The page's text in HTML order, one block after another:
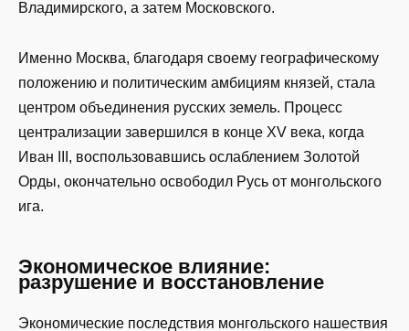
Владимирского, а затем Московского.
Именно Москва, благодаря своему географическому
положению и политическим амбициям князей, стала
центром объединения русских земель. Процесс
централизации завершился в конце XV века, когда
Иван III, воспользовавшись ослаблением Золотой
Орды, окончательно освободил Русь от монгольского
ига.
Экономическое влияние:
разрушение и восстановление
Экономические последствия монгольского нашествия